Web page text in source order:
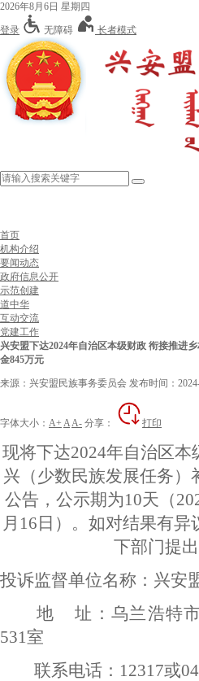
2026年8月6日 星期四
登录 无障碍 长者模式
首页
机构介绍
要闻动态
政府信息公开
示范创建
道中华
互动交流
党建工作
兴安盟下达2024年自治区本级财政 衔接推进
金845万元
来源：兴安盟民族事务委员会 发布时间：
字体大小： A+ AA- 分享： 打印
现将下达2024年自治区本
兴（少数民族发展任务）
公告，公示期为10天（
月 16日）。如对结果有异
下部门提出
投诉监督单位名称：兴安
地 址：乌兰浩特市
531室
联系电话：12317或